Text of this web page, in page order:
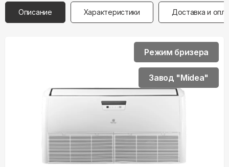
Описание Характеристики Доставка и
Режим бризера
Завод "Midea"